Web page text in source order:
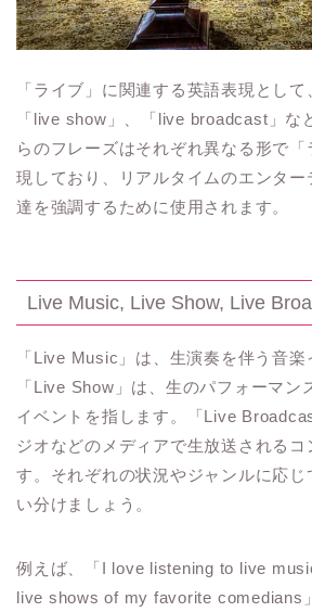
「ライブ」に関連する英語表現とし
「live show」、「live broadcast」な
らのフレーズはそれぞれ異なる形で
現しており、リアルタイムのエンタ
達を強調するために使用されます。
Live Music, Live Show, Live
「Live Music」は、生演奏を伴う音楽
「Live Show」は、生のパフォーマン
イベントを指します。「Live
ジオなどのメディアで生放送されるコ
す。それぞれの状況やジャンルに応じ
い分けましょう。
例えば、「I love listening to live
live shows of my favorite comedians